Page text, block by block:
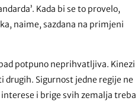
Kada bi se to provelo,
naime, sazdana na primjeni
potpuno neprihvatljiva. Kinezi
drugih. Sigurnost jedne regije ne
i brige svih zemalja treba